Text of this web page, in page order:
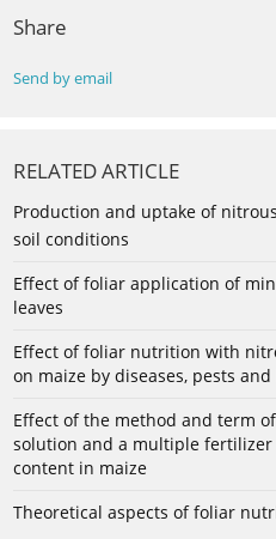
Share
Send by email
RELATED ARTICLE
Production and uptake of
soil conditions
Effect of foliar application of
leaves
Effect of foliar nutrition with
on maize by diseases, pests
Effect of the method and term
solution and a multiple
content in maize
Theoretical aspects of foliar